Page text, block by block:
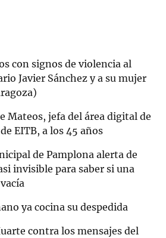
con signos de violencia al
Javier Sánchez y a su mujer
Mateos, jefa del área digital de
EITB, a los 45 años
de Pamplona alerta de
invisible para saber si una
ya cocina su despedida
contra los mensajes del